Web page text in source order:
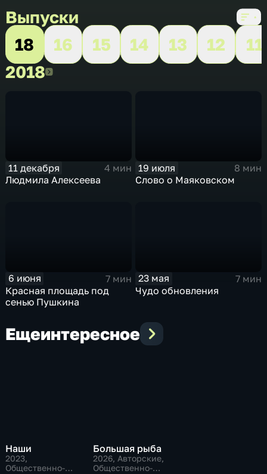
Выпуски
18
16 15 14 13 12
11
20182018
11 декабря
4 мин
Людмила Алексеева
19 июля
8 мин
Слово о Маяковском
6 июня
7 мин
Красная площадь под
сенью Пушкина
23 мая
7 мин
Чудо обновления
Ещеинтересное
Наши
2023,
Общественно-
Большая рыба
2026, Авторские,
Общественно-